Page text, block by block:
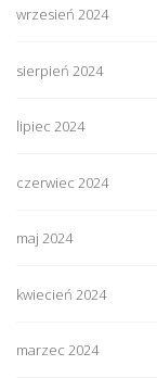
wrzesień 2024
sierpień 2024
lipiec 2024
czerwiec 2024
maj 2024
kwiecień 2024
marzec 2024